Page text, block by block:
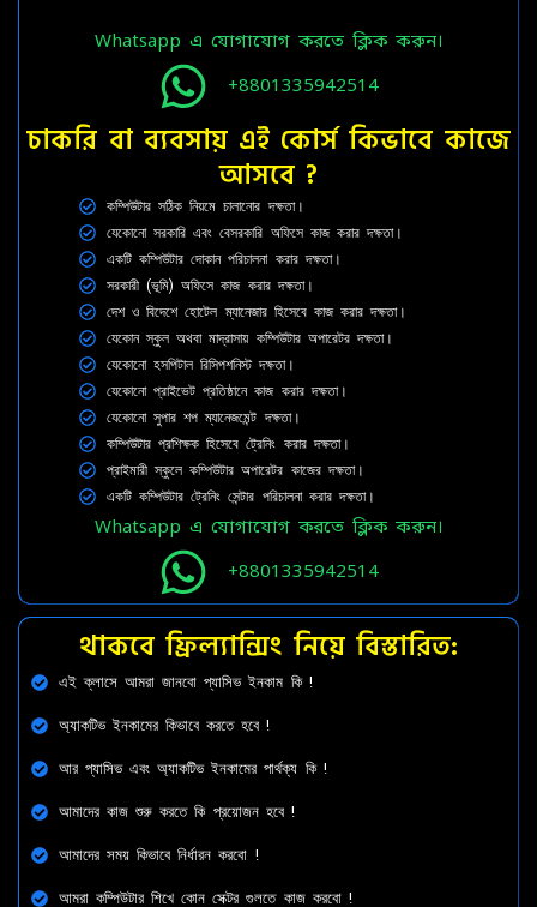
Whatsapp এ যোগাযোগ করতে ক্লিক করুন।
+8801335942514
চাকরি বা ব্যবসায় এই কোর্স কিভাবে কাজে
আসবে ?
কম্পিউটার সঠিক নিয়মে চালানোর দক্ষতা।
যেকোনো সরকারি এবং বেসরকারি অফিসে কাজ করার দক্ষতা।
একটি কম্পিউটার দোকান পরিচালনা করার দক্ষতা।
সরকারী (ভূমি) অফিসে কাজ করার দক্ষতা।
দেশ ও বিদেশে হোটেল ম্যানেজার হিসেবে কাজ করার দক্ষতা।
যেকোন স্কুল অথবা মাদ্রাসায় কম্পিউটার অপারেটর দক্ষতা।
যেকোনো হসপিটাল রিসিপশনিস্ট দক্ষতা।
যেকোনো প্রাইভেট প্রতিষ্ঠানে কাজ করার দক্ষতা।
যেকোনো সুপার শপ ম্যানেজমেন্ট দক্ষতা।
কম্পিউটার প্রশিক্ষক হিসেবে ট্রেনিং করার দক্ষতা।
প্রাইমারী স্কুলে কম্পিউটার অপারেটর কাজের দক্ষতা।
একটি কম্পিউটার ট্রেনিং সেন্টার পরিচালনা করার দক্ষতা।
Whatsapp এ যোগাযোগ করতে ক্লিক করুন।
+8801335942514
থাকবে ফ্রিল্যান্সিং নিয়ে বিস্তারিত:
এই ক্লাসে আমরা জানবো প্যাসিভ ইনকাম কি !
অ্যাকটিভ ইনকামের কিভাবে করতে হবে !
আর প্যাসিভ এবং অ্যাকটিভ ইনকামের পার্থক্য কি !
আমাদের কাজ শুরু করতে কি প্রয়োজন হবে !
আমাদের সময় কিভাবে নির্ধারন করবো !
আমরা কম্পিউটার শিখে কোন সেক্টর গুলতে কাজ করবো !